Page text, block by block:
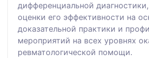
дифференциальной
оценки его эффективности на
доказательной практики и
мероприятий на всех уровнях
ревматологической помощи.